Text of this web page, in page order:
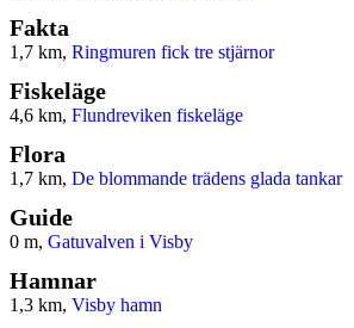
Fakta
1,7 km, Ringmuren fick tre stjärnor
Fiskeläge
4,6 km, Flundreviken fiskeläge
Flora
1,7 km, De blommande trädens glada tankar
Guide
0 m, Gatuvalven i Visby
Hamnar
1,3 km, Visby hamn